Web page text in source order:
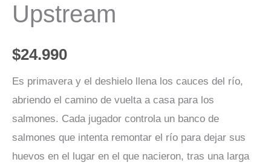
Upstream
$24.990
Es primavera y el deshielo llena los cauces del río,
abriendo el camino de vuelta a casa para los
salmones. Cada jugador controla un banco de
salmones que intenta remontar el río para dejar sus
huevos en el lugar en el que nacieron, tras una larga